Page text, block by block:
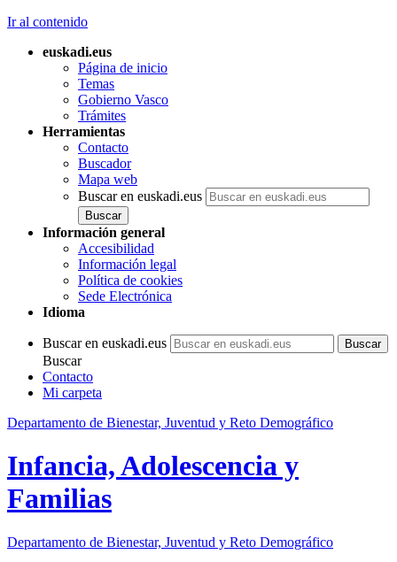
Ir al contenido
euskadi.eus
Página de inicio
Temas
Gobierno Vasco
Trámites
Herramientas
Contacto
Buscador
Mapa web
Buscar en euskadi.eus
Información general
Accesibilidad
Información legal
Política de cookies
Sede Electrónica
Idioma
Buscar en euskadi.eus
Buscar
Contacto
Mi carpeta
Departamento de Bienestar, Juventud y Reto Demográfico
Infancia, Adolescencia y
Familias
Departamento de Bienestar, Juventud y Reto Demográfico